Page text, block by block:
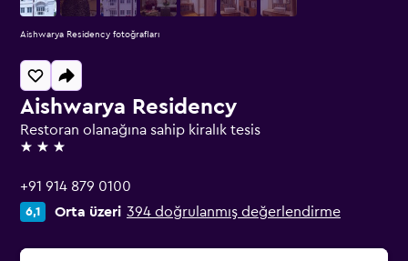
Aishwarya Residency
Restoran olanağına sahip kiralık tesis
3 yıldız
+91 914 879 0100
6,1 Orta üzeri 394 doğrulanmış değerlendirme
Aishwarya Residency fotoğrafları